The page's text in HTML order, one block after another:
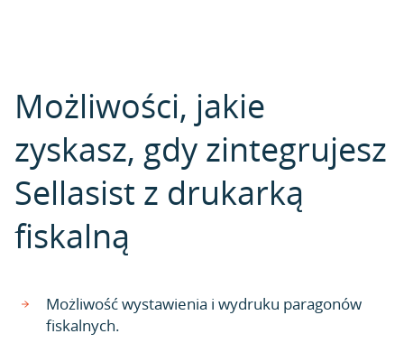
Możliwości, jakie
zyskasz, gdy zintegrujesz
Sellasist z drukarką
fiskalną
Możliwość wystawienia i wydruku paragonów
fiskalnych.